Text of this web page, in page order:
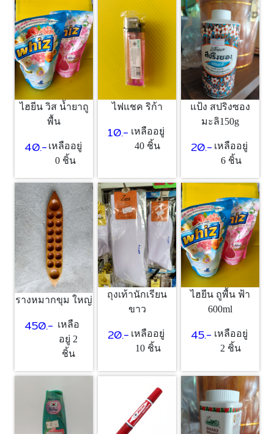
ไฮยีน วิส น้ำยาถู
พื้น
40.- เหลืออยู่
0 ชิ้น
ไฟแชค ริก้า
10.- เหลืออยู่
40 ชิ้น
แป้ง สปริงซอง
มะลิ150g
20.- เหลืออยู่
6 ชิ้น
รางหมากขุม ใหญ่
450.- เหลือ
อยู่ 2
ชิ้น
ถุงเท้านักเรียน
ขาว
20.- เหลืออยู่
10 ชิ้น
ไฮยีน ถูพื้น ฟ้า
600ml
45.- เหลืออยู่
2 ชิ้น